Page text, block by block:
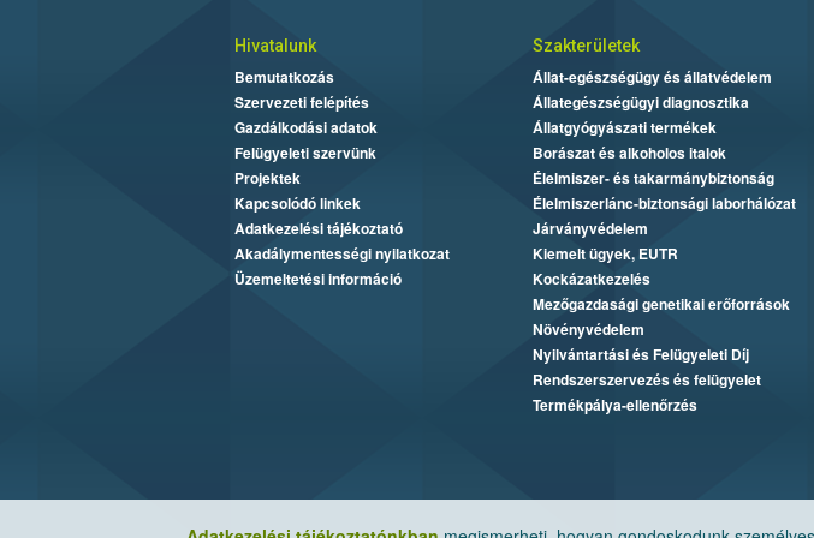
Hivatalunk
Bemutatkozás
Szervezeti felépítés
Gazdálkodási adatok
Felügyeleti szervünk
Projektek
Kapcsolódó linkek
Adatkezelési tájékoztató
Akadálymentességi nyilatkozat
Üzemeltetési információ
Szakterületek
Állat-egészségügy és állatvédelem
Állategészségügyi diagnosztika
Állatgyógyászati termékek
Borászat és alkoholos italok
Élelmiszer- és takarmánybiztonság
Élelmiszerlánc-biztonsági laborhálózat
Járványvédelem
Kiemelt ügyek, EUTR
Kockázatkezelés
Mezőgazdasági genetikai erőforrások
Növényvédelem
Nyilvántartási és Felügyeleti Díj
Rendszerszervezés és felügyelet
Termékpálya-ellenőrzés